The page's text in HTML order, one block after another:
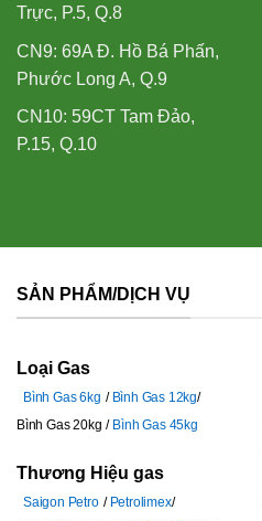
Trực, P.5, Q.8
CN9: 69A Đ. Hồ Bá Phấn,
Phước Long A, Q.9
CN10: 59CT Tam Đảo,
P.15, Q.10
SẢN PHẨM/DỊCH VỤ
Loại Gas
Bình Gas 6kg
Bình Gas 12kg
Bình Gas 20kg
Bình Gas 45kg
Thương Hiệu gas
Saigon Petro
Petrolimex